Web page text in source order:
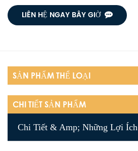
LIÊN HỆ NGAY BÂY GIỜ
SẢN PHẨM THỂ LOẠI
CHI TIẾT SẢN PHẨM
Chi Tiết & Amp; Những Lợi Ích